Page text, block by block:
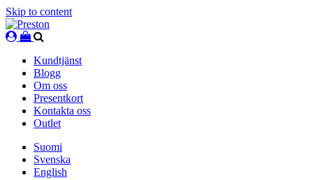
Skip to content
Kundtjänst
Blogg
Om oss
Presentkort
Kontakta oss
Outlet
Suomi
Svenska
English